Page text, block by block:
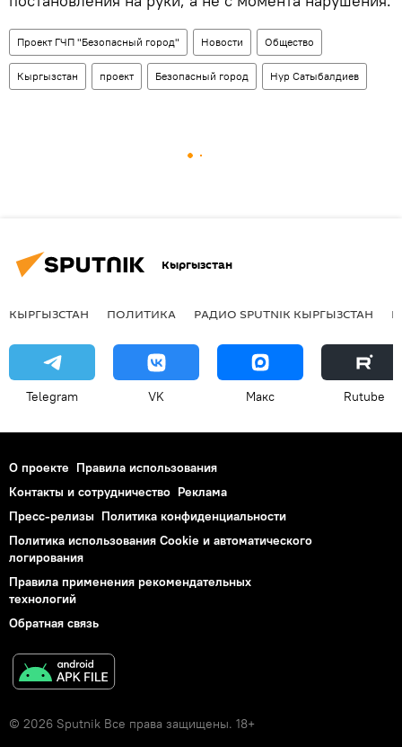
Проект ГЧП "Безопасный город" Новости Общество
Кыргызстан проект Безопасный город Нур Сатыбалдиев
Кыргызстан
КЫРГЫЗСТАН ПОЛИТИКА РАДИО SPUTNIK КЫРГЫЗСТАН
Telegram VK Макс Rutube
О проекте Правила использования
Контакты и сотрудничество Реклама
Пресс-релизы Политика конфиденциальности
Политика использования Cookie и автоматического
логирования
Правила применения рекомендательных
технологий
Обратная связь
© 2026 Sputnik Все права защищены. 18+